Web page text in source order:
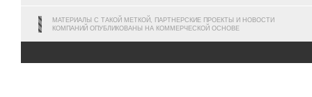
МАТЕРИАЛЫ С ТАКОЙ МЕТКОЙ, ПАРТНЕРСКИЕ ПРОЕКТЫ И НОВОСТИ
КОМПАНИЙ ОПУБЛИКОВАНЫ НА КОММЕРЧЕСКОЙ ОСНОВЕ